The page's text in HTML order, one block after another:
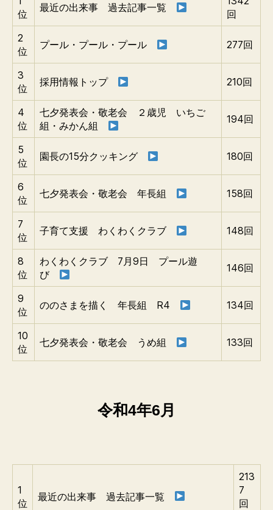
位
最近の出来事 過去記事一覧
回
2
位
プール・プール・プール 277回
3
位
採用情報トップ 210回
4
位
七夕発表会・敬老会 ２歳児 いちご
組・みかん組
194回
5
位
園長の15分クッキング 180回
6
位
七夕発表会・敬老会 年長組 158回
7
位
子育て支援 わくわくクラブ 148回
8
位
わくわくクラブ 7月9日 プール遊
び
146回
9
位
ののさまを描く 年長組 R4 134回
10
位
七夕発表会・敬老会 うめ組 133回
令和4年6月
1
位
最近の出来事 過去記事一覧
213
7
回